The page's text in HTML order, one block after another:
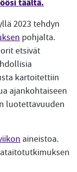
2023 tehdyn
pohjalta.
etsivät
kartoitettiin
ajankohtaiseen
luotettavuuden
aineistoa.